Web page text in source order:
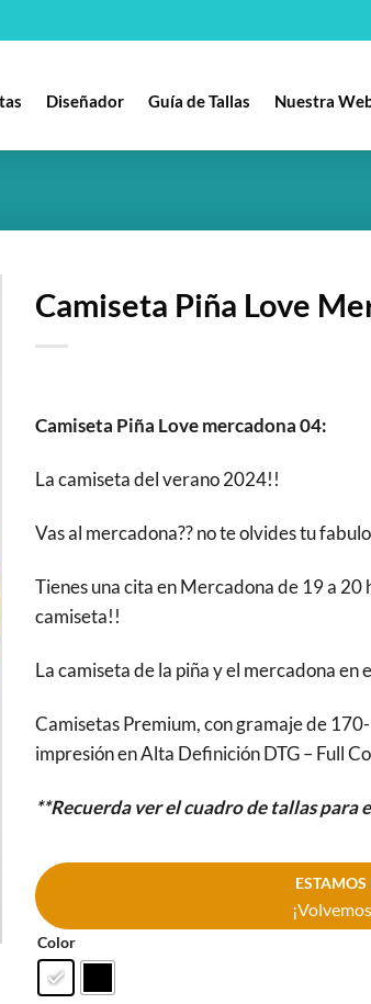
Diseñador Guía de Tallas Nuestra
Camiseta Piña Love
Camiseta Piña Love mercadona 04:
La camiseta del verano 2024!!
Vas al mercadona?? no te olvides tu
Tienes una cita en Mercadona de 19 a
camiseta!!
La camiseta de la piña y el mercadona en
Camisetas Premium, con gramaje de
impresión en Alta Definición DTG – Full
**Recuerda ver el cuadro de tallas
Color